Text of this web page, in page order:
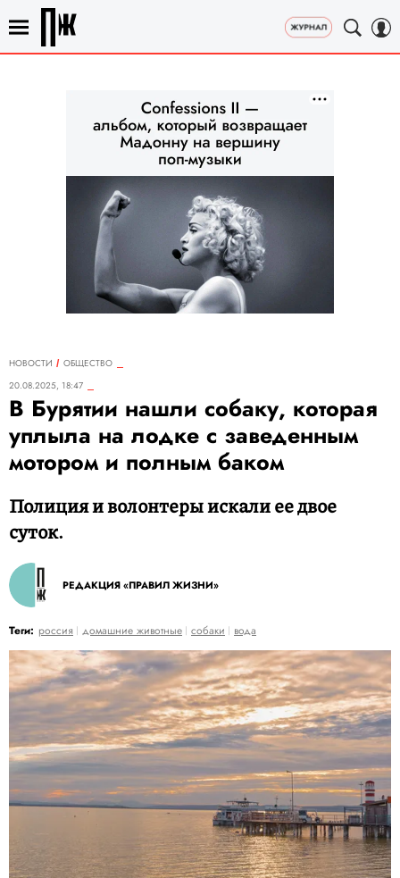
НОВОСТИ
ОБЩЕСТВО
20.08.2025, 18:47
В Бурятии нашли собаку, которая
уплыла на лодке с заведенным
мотором и полным баком
Полиция и волонтеры искали ее двое
суток.
РЕДАКЦИЯ «ПРАВИЛ ЖИЗНИ»
Теги: россия домашние животные собаки вода